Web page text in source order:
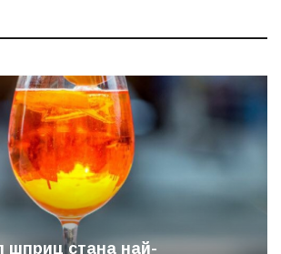
шприц стана най-